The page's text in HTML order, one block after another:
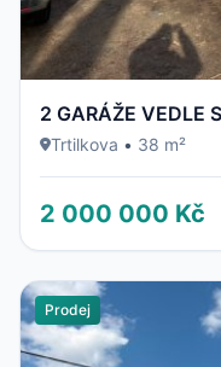
2 GARÁŽE VEDLE
Trtilkova • 38 m²
2 000 000 Kč
Prodej